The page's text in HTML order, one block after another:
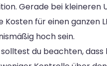
Gerade bei kleineren
Kosten für einen ganzen
hoch sein.
du beachten, dass